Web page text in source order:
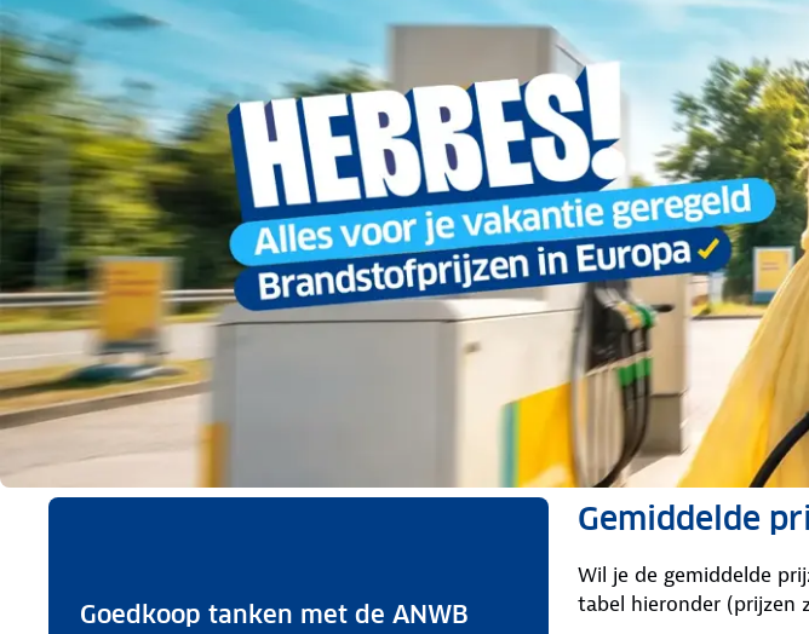
Goedkoop tanken met de ANWB
Gemiddelde
Wil je de gemiddelde
tabel hieronder (prijzen